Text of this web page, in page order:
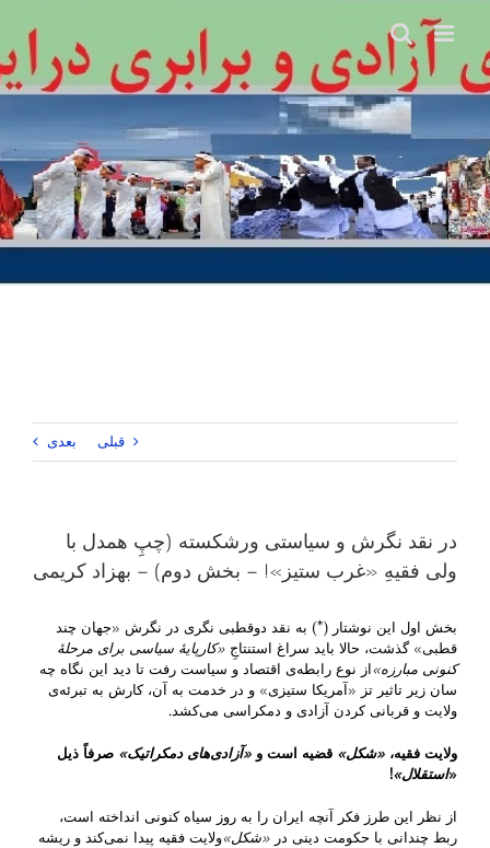
content
قبلی بعدی
در نقد نگرش و سیاستی ورشکسته (چپِ همدل با
ولی فقیهِ‌ «غرب ستیز»! – بخش دوم) – بهزاد کریمی
بخش اول این نوشتار (*) به نقد دوقطبی‌ نگری در نگرش «جهان چند
قطبی» گذشت، حالا باید سراغ استنتاجِ «کارپایهٔ سیاسی برای مرحلهٔ
‌کنونی مبارزه»از نوع رابطه‌ی اقتصاد و سیاست رفت تا دید این نگاه چه
سان زیر تاثیر تز «آمریکا ستیزی» و در خدمت به آن، کارش به تبرئه‌ی
ولایت و قربانی کردن آزادی و دمکراسی می‌کشد.
ولایت فقیه، «شکل» قضیه است و «آزادی‌های دمکراتیک» صرفاً ذیل
«استقلال»
!
از نظر این طرز فکر آنچه ایران را به روز سیاه کنونی انداخته است،
ربط چندانی با حکومت دینی در «شکل»ولایت فقیه پیدا ‌نمی‌کند و ریشه‌